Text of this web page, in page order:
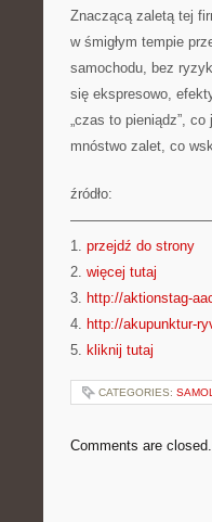
Znaczącą zaletą tej
w śmigłym tempie
samochodu, bez
się ekspresowo,
„czas to pieniądz”,
mnóstwo zalet, co
źródło:
1. przejdź do strony
2. więcej tutaj
3. http://aktionstag-
4. http://akupunktur-
5. kliknij tutaj
CATEGORIES:
Comments are closed.